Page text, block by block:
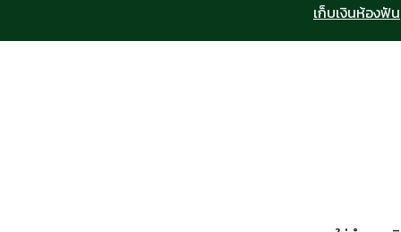
เก็บเงินห้องฟัน
เงิน